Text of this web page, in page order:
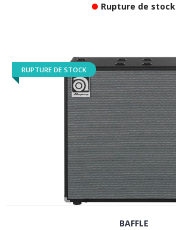
Rupture de stock
RUPTURE DE STOCK
BAFFLE